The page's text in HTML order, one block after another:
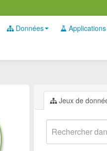
Données Applications
Jeux de